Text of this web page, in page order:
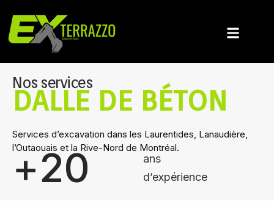
Nos services
DALLE DE BÉTON
Services d’excavation dans les Laurentides, Lanaudière,
l’Outaouais et la Rive-Nord de Montréal.
ans
d’expérience
+20